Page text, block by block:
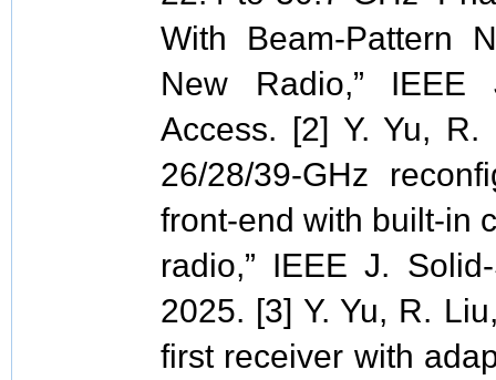
With Beam-Pattern
New Radio,” IEEE
Access. [2] Y. Yu,
26/28/39-GHz
front-end with built-in
radio,” IEEE J.
2025. [3] Y. Yu, R.
first receiver with